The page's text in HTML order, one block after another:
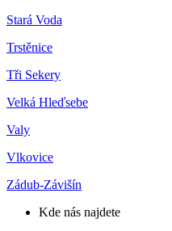
Stará Voda
Trstěnice
Tři Sekery
Velká Hleďsebe
Valy
Vlkovice
Zádub-Závišín
Kde nás najdete